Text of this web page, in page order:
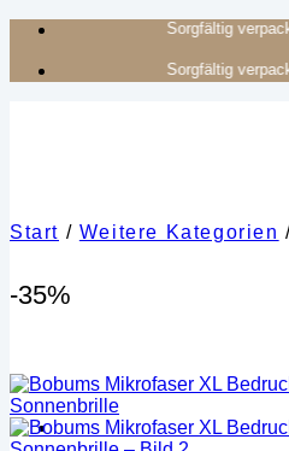
Zum
springen
Authentisches
Authentisches
Start / Weitere Kategorien
-35%